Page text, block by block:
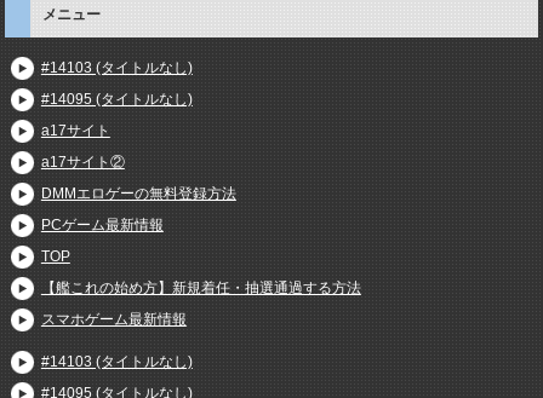
メニュー
#14103 (タイトルなし)
#14095 (タイトルなし)
a17サイト
a17サイト②
DMMエロゲーの無料登録方法
PCゲーム最新情報
TOP
【艦これの始め方】新規着任・抽選通過する方法
スマホゲーム最新情報
#14103 (タイトルなし)
#14095 (タイトルなし)